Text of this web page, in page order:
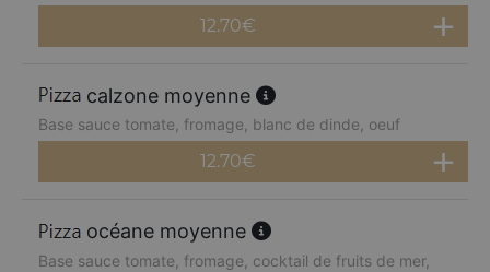
12.70€
calzone moyenne
Base sauce tomate, fromage, blanc de dinde, oeuf
12.70€
océane moyenne
Base sauce tomate, fromage, cocktail de fruits de mer,